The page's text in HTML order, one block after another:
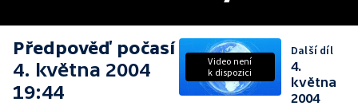
Předpověď počasí
4. května 2004
19:44
Video není
k dispozici
Další díl
4.
května
2004